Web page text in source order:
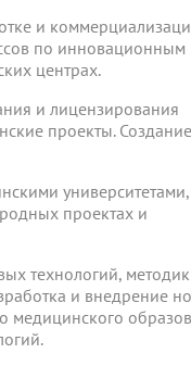
и
по инновационным
центрах.
и лицензирования
проекты. Создание
университетами,
проектах и
технологий, методик
и внедрение
медицинского